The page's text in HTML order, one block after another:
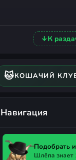
↓К
🐱КОШАЧИЙ
Навигация
Подобрать
Шлёпа знает